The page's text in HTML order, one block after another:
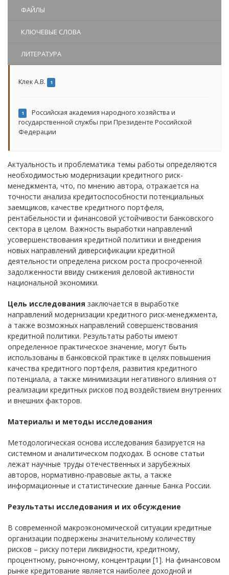
ФАЙЛЫ
КЛЮЧЕВЫЕ СЛОВА
ЛИТЕРАТУРА
Клек А.В. 1
1
Российская академия народного хозяйства и
государственной службы при Президенте Российской
Федерации
Актуальность и проблематика темы работы определяются
необходимостью модернизации кредитного риск-
менеджмента, что, по мнению автора, отражается на
точности анализа кредитоспособности потенциальных
заемщиков, качестве кредитного портфеля,
рентабельности и финансовой устойчивости банковского
сектора в целом. Важность выработки направлений
усовершенствования кредитной политики и внедрения
новых направлений диверсификации кредитной
деятельности определена риском роста просроченной
задолженности ввиду снижения деловой активности
национальной экономики.
Цель исследования заключается в выработке
направлений модернизации кредитного риск-менеджмента,
а также возможных направлений совершенствования
кредитной политики. Результаты работы имеют
определенное практическое значение, могут быть
использованы в банковской практике в целях повышения
качества кредитного портфеля, развития кредитного
потенциала, а также минимизации негативного влияния от
реализации кредитных рисков под воздействием внутренних
и внешних факторов.
Материалы и методы исследования
Методологическая основа исследования базируется на
системном и аналитическом подходах. В основе статьи
лежат научные труды отечественных и зарубежных
авторов, нормативно-правовые акты, а также
информационные и статистические данные Банка России.
Результаты исследования и их обсуждение
В современной макроэкономической ситуации кредитные
организации подвержены значительному количеству
рисков – риску потери ликвидности, кредитному,
процентному, рыночному, концентрации [1]. На финансовом
рынке кредитование является наиболее доходной и